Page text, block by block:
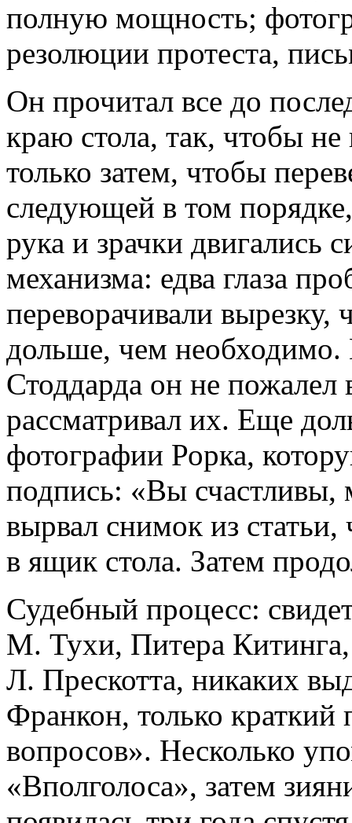
полную мощность;
резолюции протеста,
Он прочитал все до
краю стола, так, чтобы
только затем, чтобы
следующей в том
рука и зрачки двигались
механизма: едва глаза
переворачивали вырезку,
дольше, чем
Стоддарда он не пожалел
рассматривал их. Еще
фотографии Рорка,
подпись: «Вы
вырвал снимок из
в ящик стола. Затем
Судебный процесс:
М. Тухи, Питера
Л. Прескотта, никаких
Франкон, только краткий
вопросов». Несколько
«Вполголоса», затем